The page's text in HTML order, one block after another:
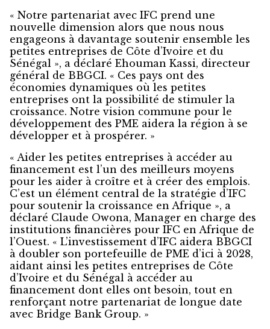
« Notre partenariat avec IFC prend une
nouvelle dimension alors que nous nous
engageons à davantage soutenir ensemble les
petites entreprises de Côte d’Ivoire et du
Sénégal », a déclaré Ehouman Kassi, directeur
général de BBGCI. « Ces pays ont des
économies dynamiques où les petites
entreprises ont la possibilité de stimuler la
croissance. Notre vision commune pour le
développement des PME aidera la région à se
développer et à prospérer. »
« Aider les petites entreprises à accéder au
financement est l’un des meilleurs moyens
pour les aider à croître et à créer des emplois.
C’est un élément central de la stratégie d’IFC
pour soutenir la croissance en Afrique », a
déclaré Claude Owona, Manager en charge des
institutions financières pour IFC en Afrique de
l’Ouest. « L’investissement d’IFC aidera BBGCI
à doubler son portefeuille de PME d’ici à 2028,
aidant ainsi les petites entreprises de Côte
d’Ivoire et du Sénégal à accéder au
financement dont elles ont besoin, tout en
renforçant notre partenariat de longue date
avec Bridge Bank Group. »